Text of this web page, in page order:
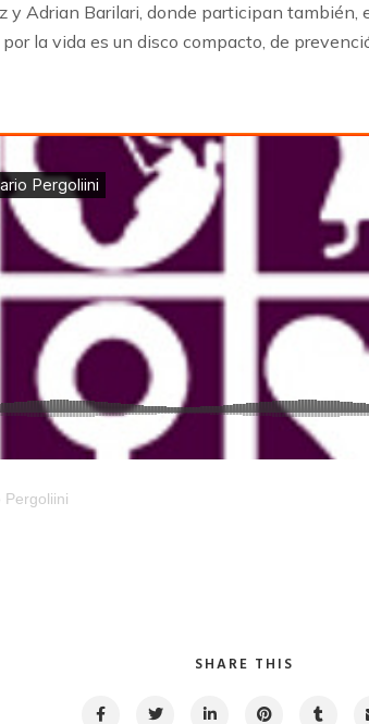
y Adrian Barilari, donde participan también,
la vida es un disco compacto, de
SHARE THIS